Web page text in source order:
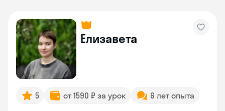
Елизавета
5 от 1590 ₽ за урок 6 лет опыта